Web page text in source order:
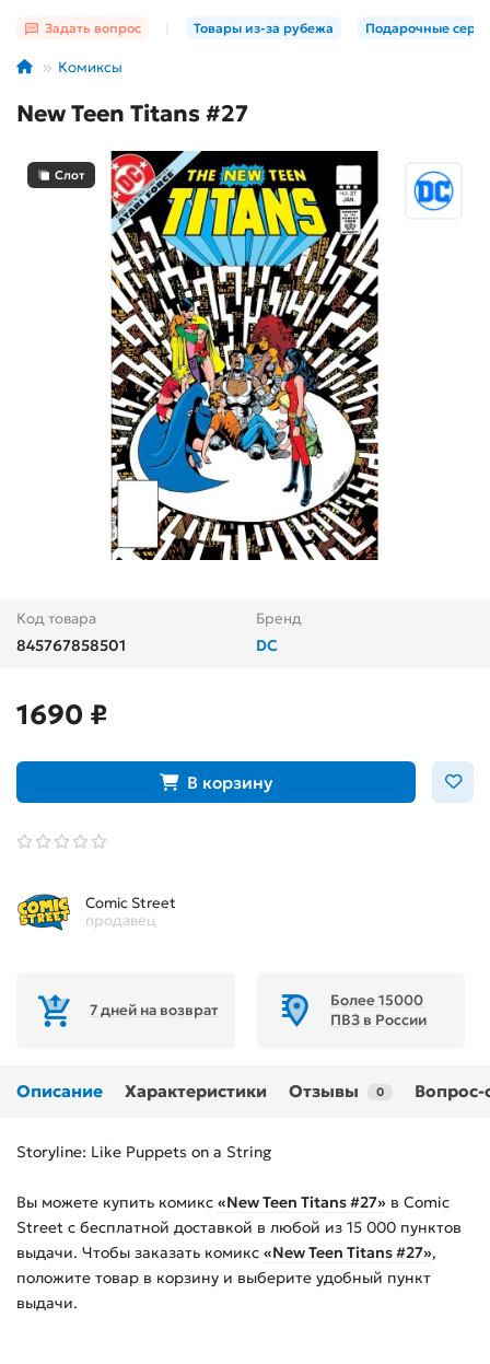
Задать вопрос Товары из-за рубежа Подарочные
Комиксы
New Teen Titans #27
Слот
Код товара
845767858501
Бренд
DC
1690 ₽
В корзину
Comic Street
продавец
7 дней на возврат
Более 15000
ПВЗ в России
Описание Характеристики Отзывы 0 Вопрос-
Storyline: Like Puppets on a String
Вы можете купить комикс «New Teen Titans #27» в Comic
Street с бесплатной доставкой в любой из 15 000 пунктов
выдачи. Чтобы заказать комикс «New Teen Titans #27»,
положите товар в корзину и выберите удобный пункт
выдачи.